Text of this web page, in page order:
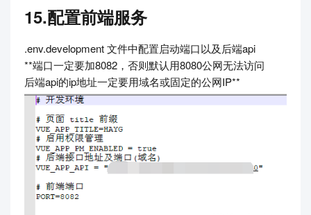
15.配置前端服务
.env.development 文件中配置启动端口以及后端api
**端口一定要加8082，否则默认用8080公网无法访问
后端api的ip地址一定要用域名或固定的公网IP**